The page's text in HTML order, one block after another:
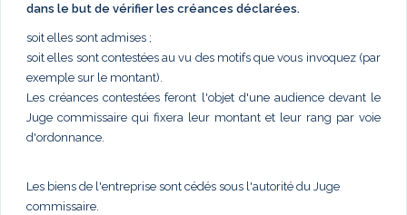
dans le but de vérifier les créances déclarées.
soit elles sont admises ;
soit elles sont contestées au vu des motifs que vous invoquez (par
exemple sur le montant).
Les créances contestées feront l'objet d'une audience devant le
Juge commissaire qui fixera leur montant et leur rang par voie
d'ordonnance.
Les biens de l'entreprise sont cédés sous l'autorité du Juge
commissaire.